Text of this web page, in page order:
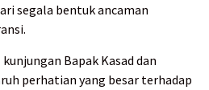
segala bentuk ancaman
Bapak Kasad dan
perhatian yang besar terhadap